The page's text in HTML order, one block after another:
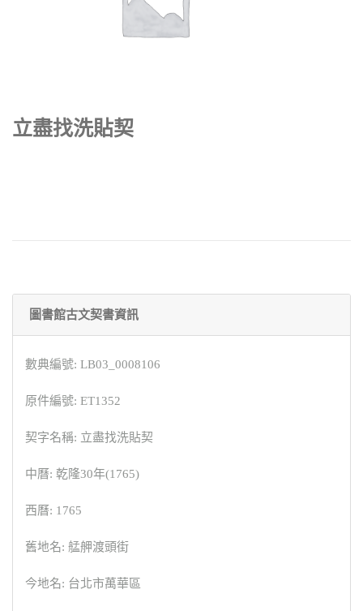
立盡找洗貼契
圖書館古文契書資訊
數典編號: LB03_0008106
原件編號: ET1352
契字名稱: 立盡找洗貼契
中曆: 乾隆30年(1765)
西曆: 1765
舊地名: 艋舺渡頭街
今地名: 台北市萬華區